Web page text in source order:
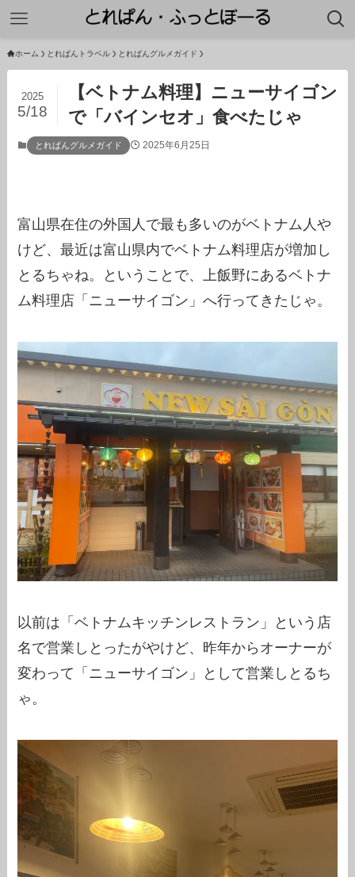
ホーム とれぱんトラベル とれぱんグルメガイド
【ベトナム料理】ニューサイゴン
で「バインセオ」食べたじゃ
2025
5/18
とれぱんグルメガイド 2025年6月25日
富山県在住の外国人で最も多いのがベトナム人や
けど、最近は富山県内でベトナム料理店が増加し
とるちゃね。ということで、上飯野にあるベトナ
ム料理店「ニューサイゴン」へ行ってきたじゃ。
以前は「ベトナムキッチンレストラン」という店
名で営業しとったがやけど、昨年からオーナーが
変わって「ニューサイゴン」として営業しとるち
ゃ。